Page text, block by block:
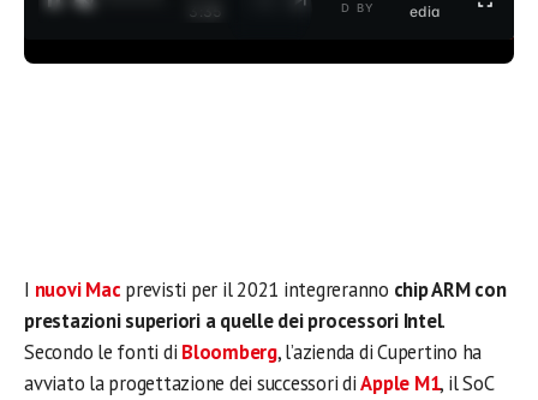
3:35
D BY
edia
I nuovi Mac previsti per il 2021 integreranno chip ARM con
prestazioni superiori a quelle dei processori Intel.
Secondo le fonti di Bloomberg, l’azienda di Cupertino ha
avviato la progettazione dei successori diApple M1, il SoC